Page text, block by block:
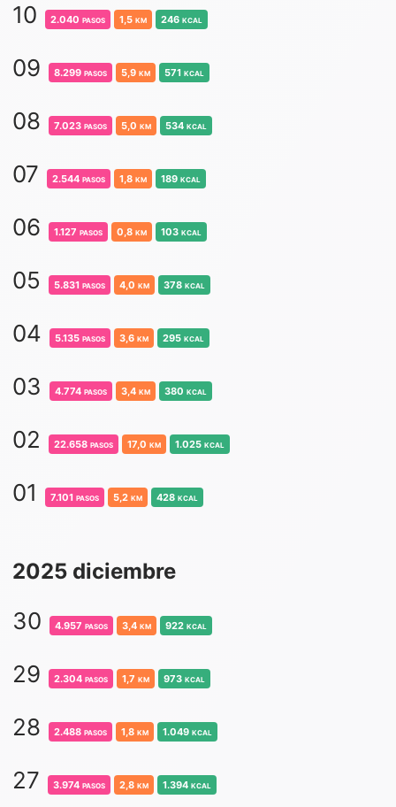
10 2.040 pasos 1,5 km 246 kcal
09 8.299 pasos 5,9 km 571 kcal
08 7.023 pasos 5,0 km 534 kcal
07 2.544 pasos 1,8 km 189 kcal
06 1.127 pasos 0,8 km 103 kcal
05 5.831 pasos 4,0 km 378 kcal
04 5.135 pasos 3,6 km 295 kcal
03 4.774 pasos 3,4 km 380 kcal
02 22.658 pasos 17,0 km 1.025 kcal
01 7.101 pasos 5,2 km 428 kcal
2025 diciembre
30 4.957 pasos 3,4 km 922 kcal
29 2.304 pasos 1,7 km 973 kcal
28 2.488 pasos 1,8 km 1.049 kcal
27 3.974 pasos 2,8 km 1.394 kcal